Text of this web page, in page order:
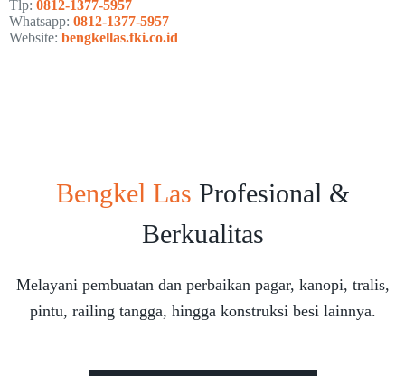
Tlp: 0812-1377-5957
Whatsapp: 0812-1377-5957
Website: bengkellas.fki.co.id
Bengkel Las Profesional &
Berkualitas
Melayani pembuatan dan perbaikan pagar, kanopi, tralis,
pintu, railing tangga, hingga konstruksi besi lainnya.